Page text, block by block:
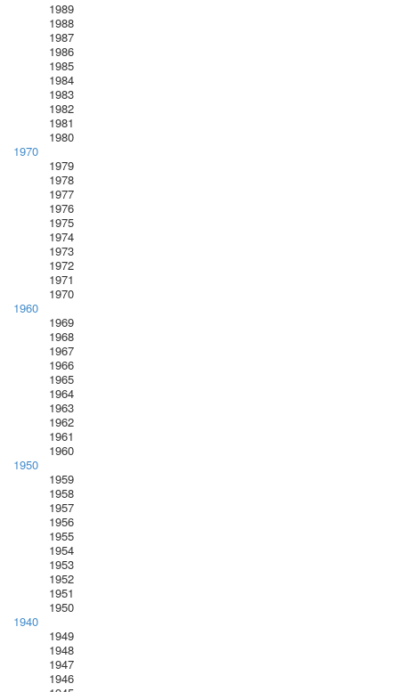
1989
1988
1987
1986
1985
1984
1983
1982
1981
1980
1970
1979
1978
1977
1976
1975
1974
1973
1972
1971
1970
1960
1969
1968
1967
1966
1965
1964
1963
1962
1961
1960
1950
1959
1958
1957
1956
1955
1954
1953
1952
1951
1950
1940
1949
1948
1947
1946